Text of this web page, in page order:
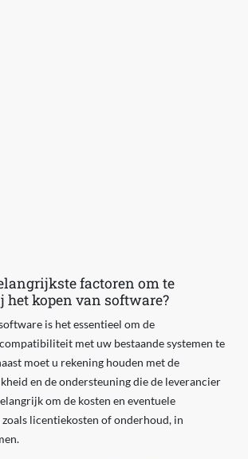
factoren om te
het kopen van software?
is het essentieel om de
met uw bestaande systemen te
moet u rekening houden met de
en de ondersteuning die de leverancier
om de kosten en eventuele
licentiekosten of onderhoud, in